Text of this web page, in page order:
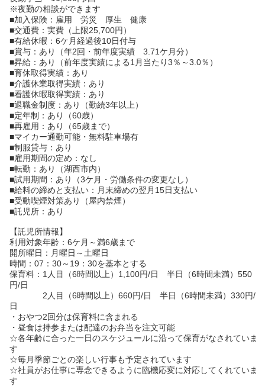
※夜勤の相談ができます
■加入保険：雇用 労災 厚生 健康
■交通費：実費（上限25,700円）
■有給休暇：6ケ月経過後10日付与
■賞与：あり（年2回・前年度実績 3.71ケ月分）
■昇給：あり（前年度実績による1月当たり3％～3.0％）
■育休取得実績：あり
■介護休業取得実績：あり
■看護休暇取得実績：あり
■退職金制度：あり（勤続3年以上）
■定年制：あり（60歳）
■再雇用：あり（65歳まで）
■マイカー通勤可能・無料駐車場有
■制服貸与：あり
■雇用期間の定め：なし
■転勤：あり（湖西市内）
■試用期間：あり（3ケ月・労働条件の変更なし）
■給料の締めと支払い：月末締めの翌月15日支払い
■受動喫煙対策あり（屋内禁煙）
■託児所：あり
【託児所情報】
利用対象年齢：6ケ月～満6歳まで
開所曜日：月曜日～土曜日
時間：07：30～19：30を基本とする
保育料：1人目（6時間以上）1,100円/日 半日（6時間未満）550
円/日
2人目（6時間以上）660円/日 半日（6時間未満）330円/
日
・おやつ2回分は保育料に含まれる
・昼食は持参または配達のお弁当を注文可能
☆各年齢に合った一日のスケジュールに沿って保育がなされていま
す
☆毎月季節ごとの楽しい行事も予定されています
☆社員がお仕事に専念できるように臨機応変に対応してくれていま
す